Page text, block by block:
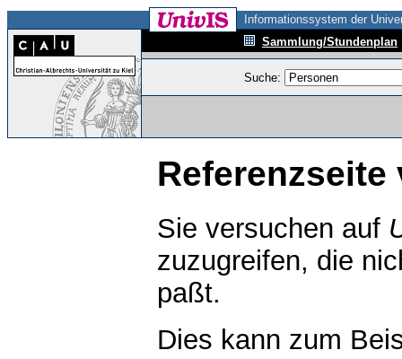
Informationssystem der
Sammlung/Stundenplan
Suche:
Referenzseite
Sie versuchen auf
zuzugreifen, die
paßt.
Dies kann zum